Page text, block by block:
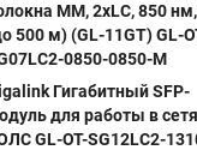
МM, 2xLC, 850
500 м) (GL-11GT) GL-
0850-0850-M
Гигабитный SFP-
для работы в
GL-OT-SG12LC2-